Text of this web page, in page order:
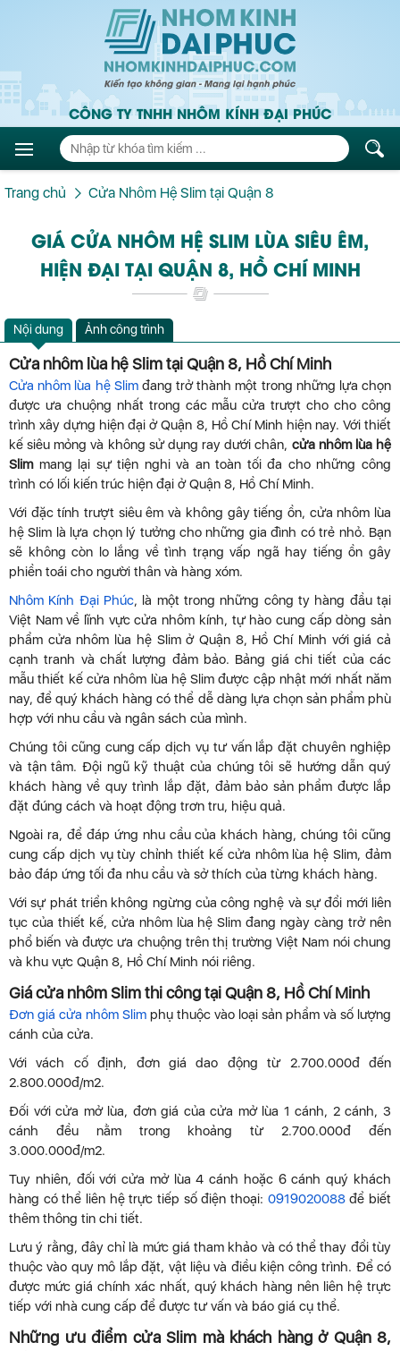
CÔNG TY TNHH NHÔM KÍNH ĐẠI PHÚC
Trang chủ Cửa Nhôm Hệ Slim tại Quận 8
GIÁ CỬA NHÔM HỆ SLIM LÙA SIÊU ÊM,
HIỆN ĐẠI TẠI QUẬN 8, HỒ CHÍ MINH
Nội dung Ảnh công trình
Cửa nhôm lùa hệ Slim tại Quận 8, Hồ Chí Minh
Cửa nhôm lùa hệ Slimđang trở thành một trong những lựa chọn
được ưa chuộng nhất trong các mẫu cửa trượt cho cho công
trình xây dựng hiện đại ở Quận 8, Hồ Chí Minh hiện nay. Với thiết
kế siêu mỏng và không sử dụng ray dưới chân, cửa nhôm lùa hệ
Slimmang lại sự tiện nghi và an toàn tối đa cho những công
trình có lối kiến trúc hiện đại ở Quận 8, Hồ Chí Minh.
Với đặc tính trượt siêu êm và không gây tiếng ồn, cửa nhôm lùa
hệ Slim là lựa chọn lý tưởng cho những gia đình có trẻ nhỏ. Bạn
sẽ không còn lo lắng về tình trạng vấp ngã hay tiếng ồn gây
phiền toái cho người thân và hàng xóm.
Nhôm Kính Đại Phúc, là một trong những công ty hàng đầu tại
Việt Nam về lĩnh vực cửa nhôm kính, tự hào cung cấp dòng sản
phẩm cửa nhôm lùa hệ Slim ở Quận 8, Hồ Chí Minh với giá cả
cạnh tranh và chất lượng đảm bảo. Bảng giá chi tiết của các
mẫu thiết kế cửa nhôm lùa hệ Slim được cập nhật mới nhất năm
nay, để quý khách hàng có thể dễ dàng lựa chọn sản phẩm phù
hợp với nhu cầu và ngân sách của mình.
Chúng tôi cũng cung cấp dịch vụ tư vấn lắp đặt chuyên nghiệp
và tận tâm. Đội ngũ kỹ thuật của chúng tôi sẽ hướng dẫn quý
khách hàng về quy trình lắp đặt, đảm bảo sản phẩm được lắp
đặt đúng cách và hoạt động trơn tru, hiệu quả.
Ngoài ra, để đáp ứng nhu cầu của khách hàng, chúng tôi cũng
cung cấp dịch vụ tùy chỉnh thiết kế cửa nhôm lùa hệ Slim, đảm
bảo đáp ứng tối đa nhu cầu và sở thích của từng khách hàng.
Với sự phát triển không ngừng của công nghệ và sự đổi mới liên
tục của thiết kế, cửa nhôm lùa hệ Slim đang ngày càng trở nên
phổ biến và được ưa chuộng trên thị trường Việt Nam nói chung
và khu vực Quận 8, Hồ Chí Minh nói riêng.
Giá cửa nhôm Slim thi công tại Quận 8, Hồ Chí Minh
Đơn giá cửa nhôm Slim phụ thuộc vào loại sản phẩm và số lượng
cánh của cửa.
Với vách cố định, đơn giá dao động từ 2.700.000đ đến
2.800.000đ/m2.
Đối với cửa mở lùa, đơn giá của cửa mở lùa 1 cánh, 2 cánh, 3
cánh đều nằm trong khoảng từ 2.700.000đ đến
3.000.000đ/m2.
Tuy nhiên, đối với cửa mở lùa 4 cánh hoặc 6 cánh quý khách
hàng có thể liên hệ trực tiếp số điện thoại: 0919020088để biết
thêm thông tin chi tiết.
Lưu ý rằng, đây chỉ là mức giá tham khảo và có thể thay đổi tùy
thuộc vào quy mô lắp đặt, vật liệu và điều kiện công trình. Để có
được mức giá chính xác nhất, quý khách hàng nên liên hệ trực
tiếp với nhà cung cấp để được tư vấn và báo giá cụ thể.
Những ưu điểm cửa Slim mà khách hàng ở Quận 8,